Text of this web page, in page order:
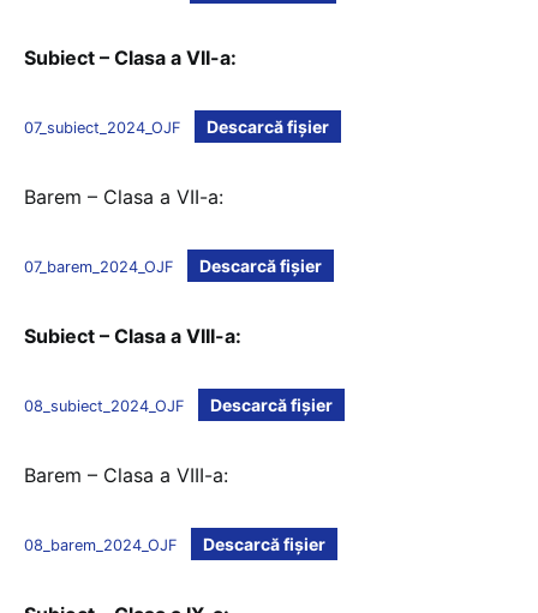
Subiect – Clasa a VII-a:
07_subiect_2024_OJF Descarcă fișier
Barem – Clasa a VII-a:
07_barem_2024_OJF Descarcă fișier
Subiect – Clasa a VIII-a:
08_subiect_2024_OJF Descarcă fișier
Barem – Clasa a VIII-a:
08_barem_2024_OJF Descarcă fișier